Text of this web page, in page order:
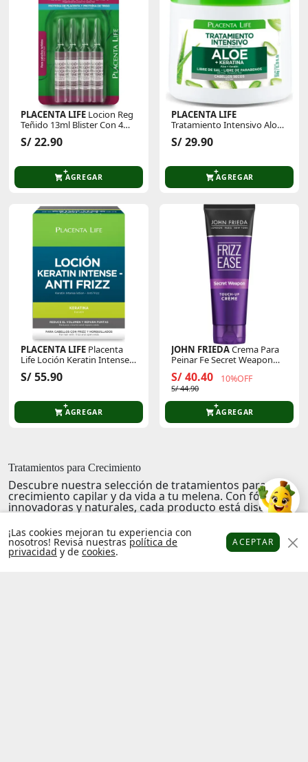
PLACENTA LIFE Locion Reg
Teñido 13ml Blister Con 4
Und
S/ 22.90
AGREGAR
PLACENTA LIFE
Tratamiento Intensivo Aloe
Pote 350gr
S/ 29.90
AGREGAR
PLACENTA LIFE Placenta
Life Loción Keratin Intense
S/ 55.90
AGREGAR
JOHN FRIEDACrema Para
Peinar Fe Secret Weapon
S/ 40.40 10%OFF
S/ 44.90
AGREGAR
Tratamientos para Crecimiento
Descubre nuestra selección detratamientos para el
crecimiento capilary da vida a tu melena. Con fórmulas
innovadoras y naturales, cada producto está diseñado
para fortalecer y nutrir tu cabello desde la raíz hasta las
puntas. Sumérgete en una experiencia única de
frescura y confianza con cada aplicación. Siente cómo
cada tratamiento no solo promete un crecimiento
robusto, sino que también te envuelve en una
Platanitos Favoritos
¡Las cookies mejoran tu experiencia con
nosotros! Revisa nuestras política de
privacidad y de cookies.
ACEPTAR